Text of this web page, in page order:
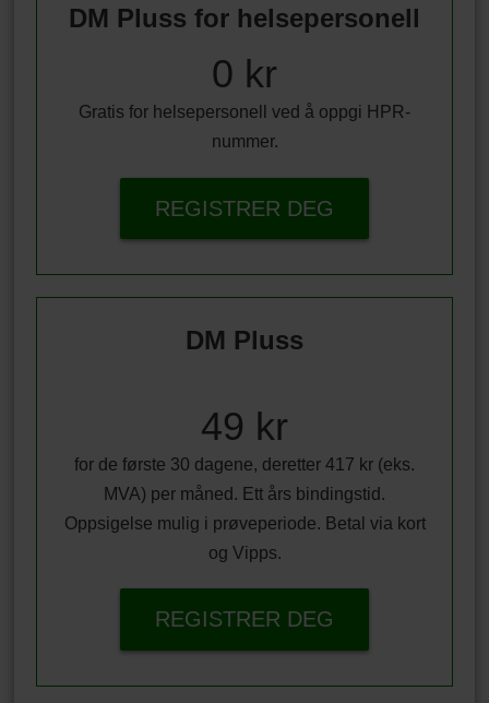
DM Pluss for helsepersonell
0 kr
Gratis for helsepersonell ved å oppgi HPR-
nummer.
REGISTRER DEG
DM Pluss
49 kr
for de første 30 dagene, deretter 417 kr (eks.
MVA) per måned. Ett års bindingstid.
Oppsigelse mulig i prøveperiode. Betal via kort
og Vipps.
REGISTRER DEG